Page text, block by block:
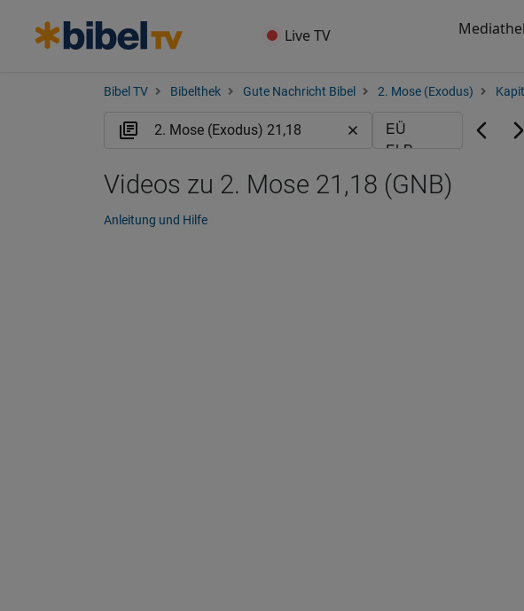
Live TV
Bibel TV Bibelthek Gute Nachricht Bibel 2. Mose (Exodus)
Videos zu 2. Mose 21,18 (GNB)
Anleitung und Hilfe